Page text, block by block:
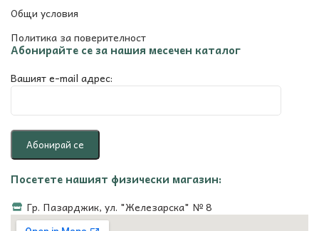
Общи условия
Политика за поверителност
Абонирайте се за нашия месечен каталог
Вашият e-mail адрес:
Посетете нашият физически магазин:
Гр. Пазарджик, ул. "Железарска" № 8